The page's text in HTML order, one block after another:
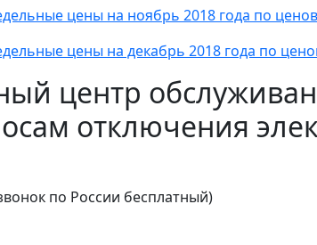
цены на ноябрь 2018 года по
цены на декабрь 2018 года по
центр
отключения
по России бесплатный)